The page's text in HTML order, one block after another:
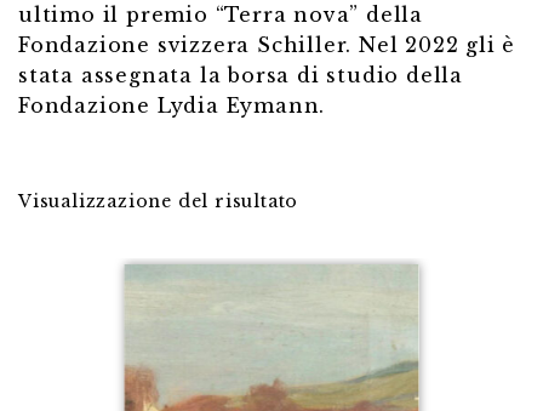
ultimo il premio “Terra nova” della
Fondazione svizzera Schiller. Nel 2022 gli è
stata assegnata la borsa di studio della
Fondazione Lydia Eymann.
Visualizzazione del risultato